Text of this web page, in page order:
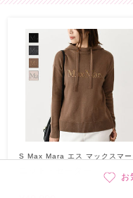
お
S Max Mara エス マックスマー